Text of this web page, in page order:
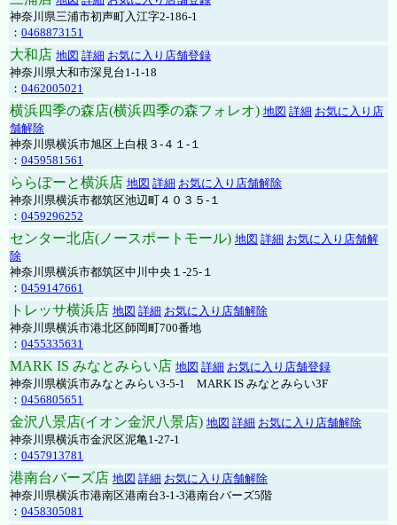
神奈川県三浦市初声町入江字2-186-1
： 0468873151
大和店 地図 詳細 お気に入り店舗登録
神奈川県大和市深見台1-1-18
： 0462005021
横浜四季の森店(横浜四季の森フォレオ) 地図 詳細 お気に入り店
舗解除
神奈川県横浜市旭区上白根３-４１-１
： 0459581561
ららぽーと横浜店 地図 詳細 お気に入り店舗解除
神奈川県横浜市都筑区池辺町４０３５-１
： 0459296252
センター北店(ノースポートモール) 地図 詳細 お気に入り店舗解
除
神奈川県横浜市都筑区中川中央１-25-１
： 0459147661
トレッサ横浜店 地図 詳細 お気に入り店舗解除
神奈川県横浜市港北区師岡町700番地
： 0455335631
MARK IS みなとみらい店 地図 詳細 お気に入り店舗登録
神奈川県横浜市みなとみらい3-5-1 MARK IS みなとみらい3F
： 0456805651
金沢八景店(イオン金沢八景店) 地図 詳細 お気に入り店舗解除
神奈川県横浜市金沢区泥亀1-27-1
： 0457913781
港南台バーズ店 地図 詳細 お気に入り店舗解除
神奈川県横浜市港南区港南台3-1-3港南台バーズ5階
： 0458305081